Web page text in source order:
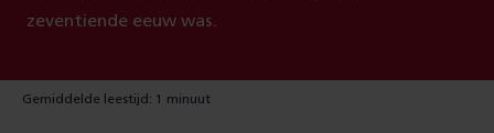
zeventiende eeuw was.
Gemiddelde leestijd: 1 minuut